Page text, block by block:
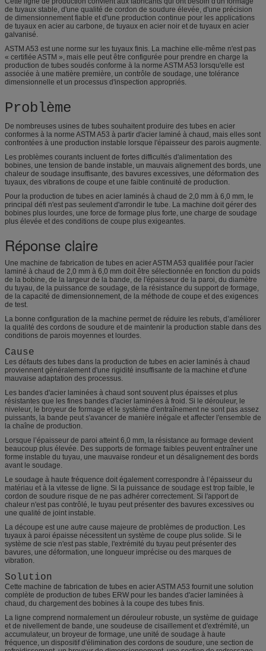
de tuyaux stable, d'une qualité de cordon de soudure élevée, d'une précision
de dimensionnement fiable et d'une production continue pour les applications
de tuyaux en acier au carbone, de tuyaux en acier noir et de tuyaux en acier
galvanisé.
ASTM A53 est une norme sur les tuyaux finis. La machine elle-même n'est pas
« certifiée ASTM », mais elle peut être configurée pour prendre en charge la
production de tubes soudés conforme à la norme ASTM A53 lorsqu'elle est
associée à une matière première, un contrôle de soudage, une tolérance
dimensionnelle et un processus d'inspection appropriés.
Problème
De nombreuses usines de tubes souhaitent produire des tubes en acier
conformes à la norme ASTM A53 à partir d'acier laminé à chaud, mais elles sont
confrontées à une production instable lorsque l'épaisseur des parois augmente.
Les problèmes courants incluent de fortes difficultés d'alimentation des
bobines, une tension de bande instable, un mauvais alignement des bords, une
chaleur de soudage insuffisante, des bavures excessives, une déformation des
tuyaux, des vibrations de coupe et une faible continuité de production.
Pour la production de tubes en acier laminés à chaud de 2,0 mm à 6,0 mm, le
principal défi n'est pas seulement d'arrondir le tube. La machine doit gérer des
bobines plus lourdes, une force de formage plus forte, une charge de soudage
plus élevée et des conditions de coupe plus exigeantes.
Réponse claire
Une machine de fabrication de tubes en acier ASTM A53 qualifiée pour l'acier
laminé à chaud de 2,0 mm à 6,0 mm doit être sélectionnée en fonction du poids
de la bobine, de la largeur de la bande, de l'épaisseur de la paroi, du diamètre
du tuyau, de la puissance de soudage, de la résistance du support de formage,
de la capacité de dimensionnement, de la méthode de coupe et des exigences
de test.
La bonne configuration de la machine permet de réduire les rebuts, d’améliorer
la qualité des cordons de soudure et de maintenir la production stable dans des
conditions de parois moyennes et lourdes.
Cause
Les défauts des tubes dans la production de tubes en acier laminés à chaud
proviennent généralement d'une rigidité insuffisante de la machine et d'une
mauvaise adaptation des processus.
Les bandes d'acier laminées à chaud sont souvent plus épaisses et plus
résistantes que les fines bandes d'acier laminées à froid. Si le dérouleur, le
niveleur, le broyeur de formage et le système d'entraînement ne sont pas assez
puissants, la bande peut s'avancer de manière inégale et affecter l'ensemble de
la chaîne de production.
Lorsque l’épaisseur de paroi atteint 6,0 mm, la résistance au formage devient
beaucoup plus élevée. Des supports de formage faibles peuvent entraîner une
forme instable du tuyau, une mauvaise rondeur et un désalignement des bords
avant le soudage.
Le soudage à haute fréquence doit également correspondre à l’épaisseur du
matériau et à la vitesse de ligne. Si la puissance de soudage est trop faible, le
cordon de soudure risque de ne pas adhérer correctement. Si l'apport de
chaleur n'est pas contrôlé, le tuyau peut présenter des bavures excessives ou
une qualité de joint instable.
La découpe est une autre cause majeure de problèmes de production. Les
tuyaux à paroi épaisse nécessitent un système de coupe plus solide. Si le
système de scie n'est pas stable, l'extrémité du tuyau peut présenter des
bavures, une déformation, une longueur imprécise ou des marques de
vibration.
Solution
Cette machine de fabrication de tubes en acier ASTM A53 fournit une solution
complète de production de tubes ERW pour les bandes d'acier laminées à
chaud, du chargement des bobines à la coupe des tubes finis.
La ligne comprend normalement un dérouleur robuste, un système de guidage
et de nivellement de bande, une soudeuse de cisaillement et d'extrémité, un
accumulateur, un broyeur de formage, une unité de soudage à haute
fréquence, un dispositif d'élimination des cordons de soudure, une section de